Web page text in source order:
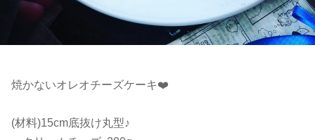
焼かないオレオチーズケーキ❤️
(材料)15cm底抜け丸型♪